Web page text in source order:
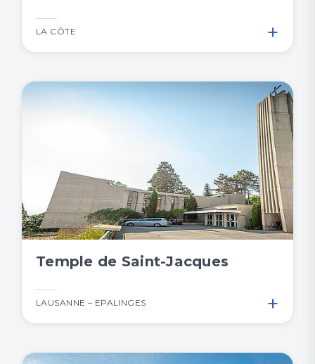
LA CÔTE +
Temple de Saint-Jacques
LAUSANNE – EPALINGES +